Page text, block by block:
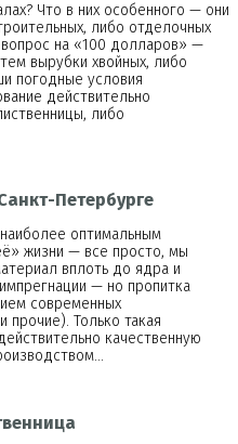
Что в них особенного — они
либо отделочных
на «100 долларов» —
вырубки хвойных, либо
погодные условия
действительно
либо
Петербурге
оптимальным
жизни — все просто, мы
вплоть до ядра и
— но пропитка
современных
прочие). Только такая
качественную